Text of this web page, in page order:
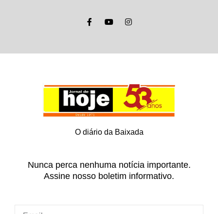
O diário da Baixada
Nunca perca nenhuma notícia importante.
Assine nosso boletim informativo.